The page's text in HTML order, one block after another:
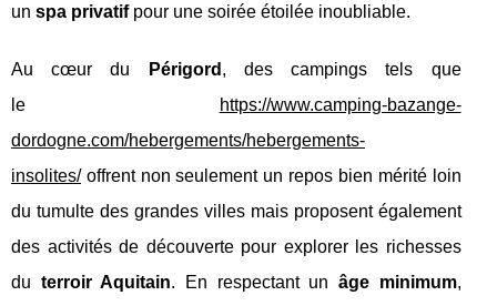
un spa privatifpour une soirée étoilée inoubliable.
Au cœur du Périgord , des campings tels que
le
https://www.camping-bazange-
dordogne.com/hebergements/hebergements-
insolites/offrent non seulement un repos bien mérité loin
du tumulte des grandes villes mais proposent également
des activités de découverte pour explorer les richesses
du terroir Aquitain. En respectant un âge minimum,